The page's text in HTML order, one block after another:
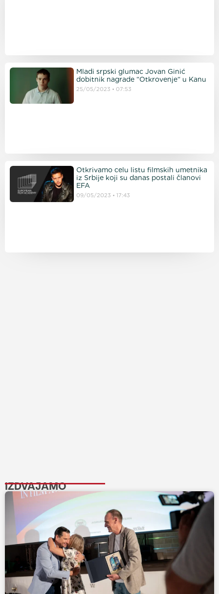
Mladi srpski glumac Jovan Ginić
dobitnik nagrade “Otkrovenje“ u Kanu
25/05/2023 07:53
Otkrivamo celu listu filmskih umetnika
iz Srbije koji su danas postali članovi
EFA
09/05/2023 17:43
IZDVAJAMO